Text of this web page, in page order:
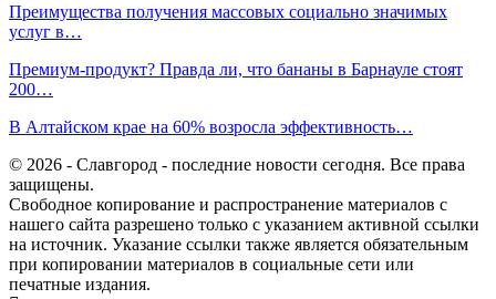
Преимущества получения массовых социально значимых
услуг в…
Премиум-продукт? Правда ли, что бананы в Барнауле стоят
200…
В Алтайском крае на 60% возросла эффективность…
© 2026 - Славгород - последние новости сегодня. Все права
защищены.
Свободное копирование и распространение материалов с
нашего сайта разрешено только с указанием активной ссылки
на источник. Указание ссылки также является обязательным
при копировании материалов в социальные сети или
печатные издания.